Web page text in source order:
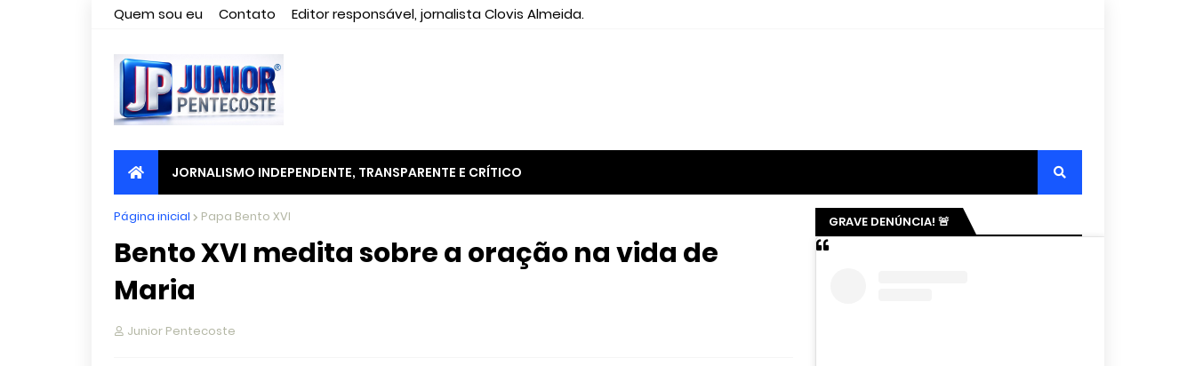
Quem sou eu Contato Editor responsável, jornalista Clovis Almeida.
JORNALISMO INDEPENDENTE, TRANSPARENTE E CRÍTICO
Página inicial Papa Bento XVI
Bento XVI medita sobre a oração na vida de
Maria
Junior Pentecoste
GRAVE DENÚNCIA! 🚨